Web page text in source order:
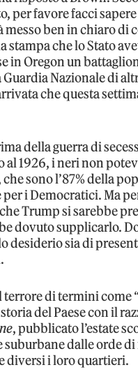
per favore facci
messo ben in chiaro di
che lo Stato
in Oregon un
Nazionale di
che questa
della guerra di
al 1926, i neri non
sono l’87% della
i Democratici. Ma
Trump si sarebbe
dovuto supplicarlo.
desiderio sia di
di termini come
del Paese con il
, pubblicato l’estate
dalle orde
diversi i loro quartieri.